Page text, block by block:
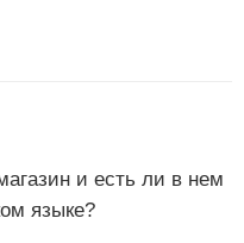
и есть ли в нем
языке?